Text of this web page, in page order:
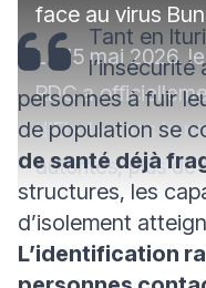
face au virus
Le 15 mai 2026,
RDC a
d’Ebola dans le
autorités, plus de
suspectées d'être
qui a déjà causé
Tant en
personnes à fuir
de population se
de santé déjà
structures, les
d’isolement
L’identification